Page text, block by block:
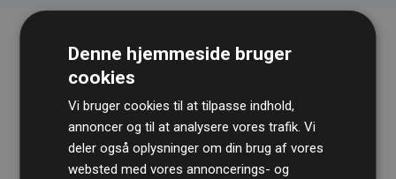
RevisionshusetBDOgennemgår løbende vores
Denne hjemmeside bruger
cookies
Vi bruger cookies til at tilpasse indhold,
annoncer og til at analysere vores trafik. Vi
deler også oplysninger om din brug af vores
websted med vores annoncerings- og